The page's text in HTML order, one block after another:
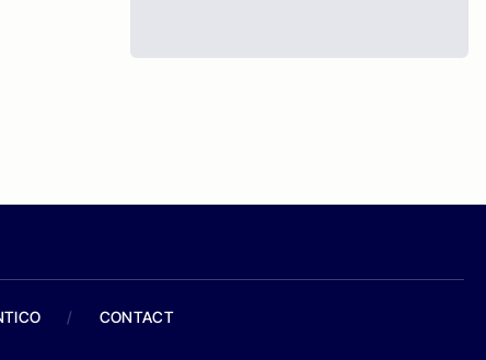
/ CONTACT